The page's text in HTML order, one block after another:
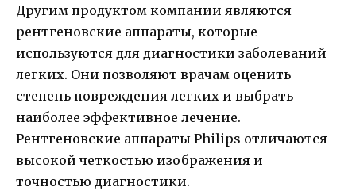
Другим продуктом компании являются
рентгеновские аппараты, которые
используются для диагностики заболеваний
легких. Они позволяют врачам оценить
степень повреждения легких и выбрать
наиболее эффективное лечение.
Рентгеновские аппараты Philips отличаются
высокой четкостью изображения и
точностью диагностики.